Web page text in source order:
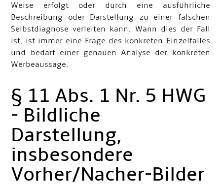
Weise erfolgt oder durch eine ausführliche
Beschreibung oder Darstellung zu einer falschen
Selbstdiagnose verleiten kann. Wann dies der Fall
ist, ist immer eine Frage des konkreten Einzelfalles
und bedarf einer genauen Analyse der konkreten
Werbeaussage.
§ 11 Abs. 1 Nr. 5 HWG
- Bildliche
Darstellung,
insbesondere
Vorher/Nacher-Bilder